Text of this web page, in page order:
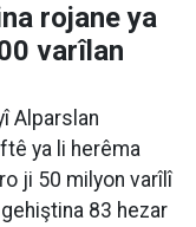
rojane ya
varîlan
Alparslan
ya li herêma
ji 50 milyon varîlî
83 hezar